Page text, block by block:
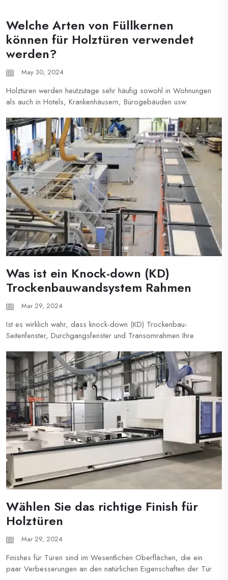
Welche Arten von Füllkernen
können für Holztüren verwendet
werden?
May 30, 2024
Holztüren werden heutzutage sehr häufig sowohl in Wohnungen
als auch in Hotels, Krankenhäusern, Bürogebäuden usw.
eine passende Tür aus und welche Art von Füllkern können wir
dafür auswählen? Dieser Artikel wird...
Was ist ein Knock-down (KD)
Trockenbauwandsystem Rahmen
Mar 29, 2024
Ist es wirklich wahr, dass knock-down (KD) Trockenbau-
Seitenfenster, Durchgangsfenster und Transomrahmen Ihre
gleichen Vorteile wie KD-Trockenbau-Dreiseitenrahmen und
können einen Job reibungsloser ablaufen lassen. KD
Trockenbau...
Wählen Sie das richtige Finish für
Holztüren
Mar 29, 2024
Finishes für Türen sind im Wesentlichen Oberflächen, die ein
paar Verbesserungen an den natürlichen Eigenschaften der Tür